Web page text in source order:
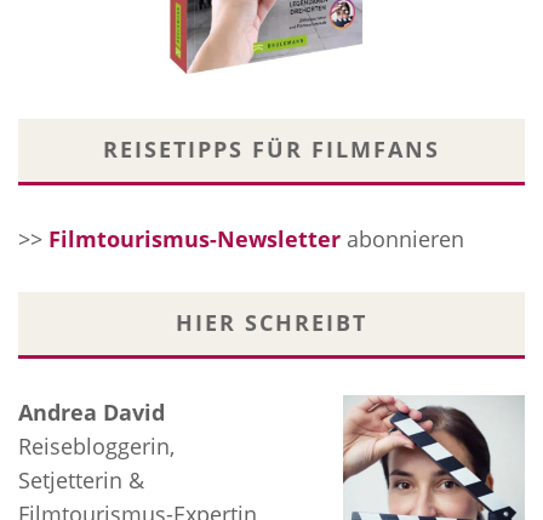
REISETIPPS FÜR FILMFANS
>> Filmtourismus-Newsletter abonnieren
HIER SCHREIBT
Andrea David
Reisebloggerin,
Setjetterin &
Filmtourismus-Expertin